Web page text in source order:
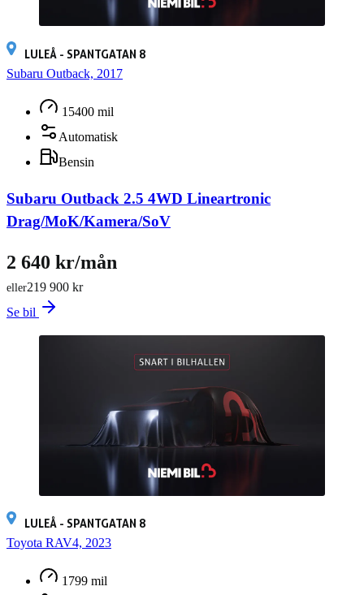
LULEÅ - SPANTGATAN 8
Subaru Outback, 2017
15400 mil
Automatisk
Bensin
Subaru Outback 2.5 4WD Lineartronic
Drag/MoK/Kamera/SoV
219 900 kr
eller
2 640 kr/mån
Se bil
LULEÅ - SPANTGATAN 8
Toyota RAV4, 2023
1799 mil